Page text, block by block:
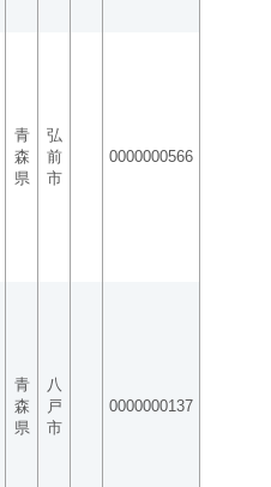
青
森
県
弘
前
市
0000000566
青
森
県
八
戸
市
0000000137